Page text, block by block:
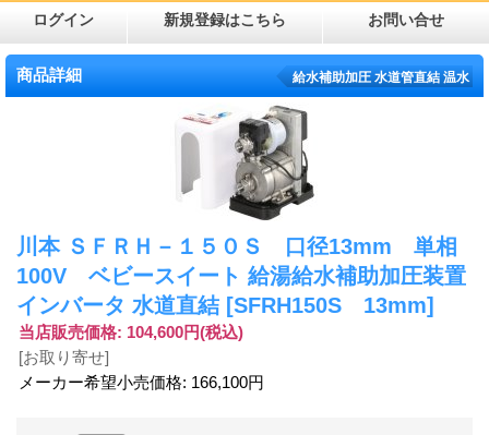
ログイン 新規登録はこちら お問い合せ
商品詳細 給水補助加圧 水道管直結 温水
川本 ＳＦＲＨ－１５０Ｓ 口径13mm 単相
100V ベビースイート 給湯給水補助加圧装置
インバータ 水道直結 [SFRH150S 13mm]
当店販売価格: 104,600円(税込)
[お取り寄せ]
メーカー希望小売価格: 166,100円